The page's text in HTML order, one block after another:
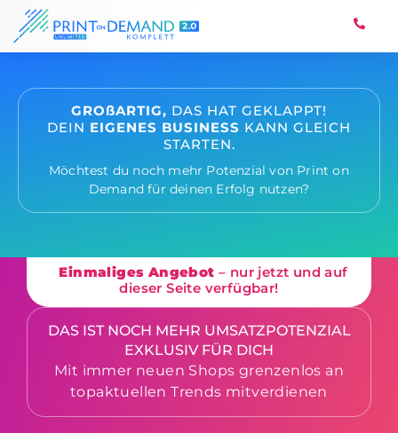
GROßARTIG, DAS HAT GEKLAPPT!
DEIN EIGENES BUSINESS KANN GLEICH
STARTEN.
Möchtest du noch mehr Potenzial von Print on
Demand für deinen Erfolg nutzen?
Einmaliges Angebot – nur jetzt und auf
dieser Seite verfügbar!
DAS IST NOCH MEHR UMSATZPOTENZIAL
EXKLUSIV FÜR DICH
Mit immer neuen Shops grenzenlos an
topaktuellen Trends mitverdienen